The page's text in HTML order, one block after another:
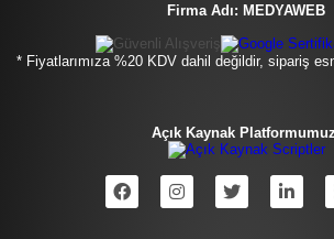
Firma Adı: MEDYAWEB
* Fiyatlarımıza %20 KDV dahil değildir, sipariş
Açık Kaynak